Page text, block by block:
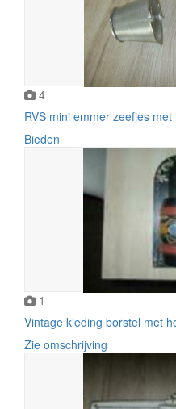
4
RVS mini emmer zeefjes
Bieden
1
Vintage kleding borstel met
Zie omschrijving